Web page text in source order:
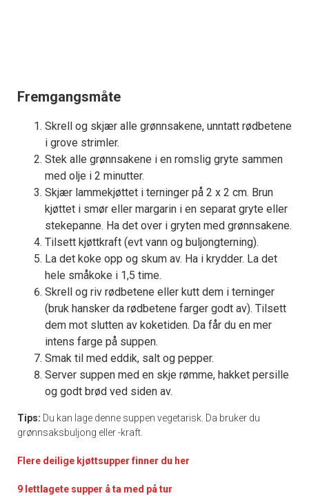
Fremgangsmåte
Skrell og skjær alle grønnsakene, unntatt rødbetene
i grove strimler.
Stek alle grønnsakene i en romslig gryte sammen
med olje i 2 minutter.
Skjær lammekjøttet i terninger på 2 x 2 cm. Brun
kjøttet i smør eller margarin i en separat gryte eller
stekepanne. Ha det over i gryten med grønnsakene.
Tilsett kjøttkraft (evt vann og buljongterning).
La det koke opp og skum av. Ha i krydder. La det
hele småkoke i 1,5 time.
Skrell og riv rødbetene eller kutt dem i terninger
(bruk hansker da rødbetene farger godt av). Tilsett
dem mot slutten av koketiden. Da får du en mer
intens farge på suppen.
Smak til med eddik, salt og pepper.
Server suppen med en skje rømme, hakket persille
og godt brød ved siden av.
Tips: Du kan lage denne suppen vegetarisk. Da bruker du
grønnsaksbuljong eller -kraft.
Flere deilige kjøttsupper finner du her
9 lettlagete supper å ta med på tur